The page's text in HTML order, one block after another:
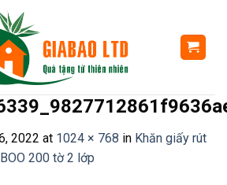
2022 at 1024 × 768 in Khăn giấy rút
200 tờ 2 lớp